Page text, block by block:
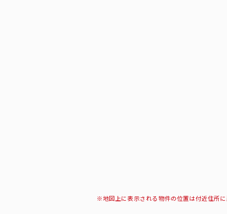
※地図上に表示される物件の位置は付近住所